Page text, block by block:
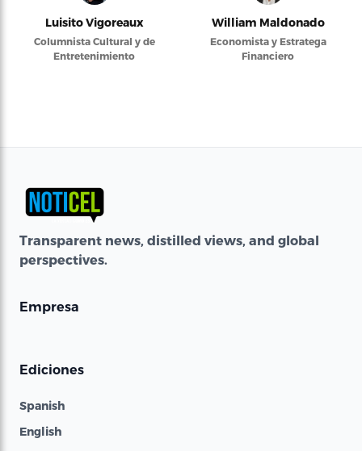
Luisito Vigoreaux
Columnista Cultural y de
Entretenimiento
William Maldonado
Economista y Estratega
Financiero
Transparent news, distilled views, and global
perspectives.
Empresa
Ediciones
Spanish
English